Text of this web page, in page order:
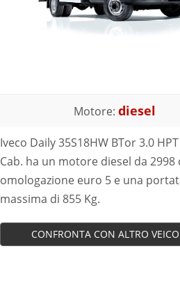
Motore: diesel
Iveco Daily 35S18HW BTor 3.0
Cab. ha un motore diesel da 2998
omologazione euro 5 e una
massima di 855 Kg.
CONFRONTA CON ALTRO